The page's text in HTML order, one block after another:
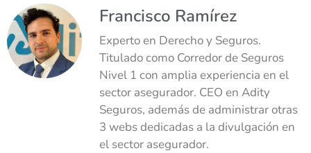
Francisco Ramírez
Experto en Derecho y Seguros.
Titulado como Corredor de Seguros
Nivel 1 con amplia experiencia en el
sector asegurador. CEO en Adity
Seguros, además de administrar otras
3 webs dedicadas a la divulgación en
el sector asegurador.